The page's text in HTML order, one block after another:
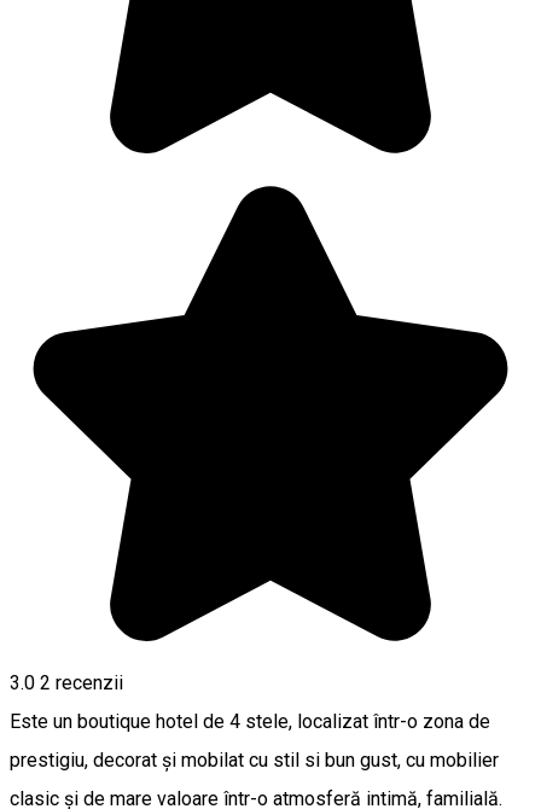
3.0 2 recenzii
Este un boutique hotel de 4 stele, localizat într-o zona de
prestigiu, decorat și mobilat cu stil si bun gust, cu mobilier
clasic și de mare valoare într-o atmosferă intimă, familială.